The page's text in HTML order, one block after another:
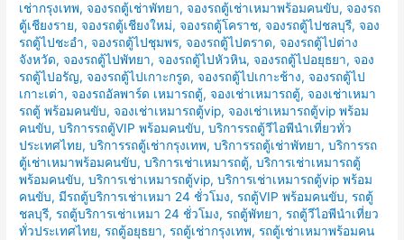
เช่ากรุงเทพ,จองรถตู้เช่าพัทยา,จองรถตู้เช่าเหมาพร้อมคนขับ,จองรถ
ตู้เชียงราย,จองรถตู้เชียงใหม่,จองรถตู้โคราช,จองรถตู้ไปชลบุรี,จอง
รถตู้ไปชะอำ,จองรถตู้ไปชุมพร,จองรถตู้ไปตราด,จองรถตู้ไปต่าง
จังหวัด,จองรถตู้ไปพัทยา,จองรถตู้ไปหัวหิน,จองรถตู้ไปอยุธยา,จอง
รถตู้ไปอรัญ,จองรถตู้ไปเกาะกรูด,จองรถตู้ไปเกาะช้าง,จองรถตู้ไป
เกาะเต่า,จองรถอัลพาร์ด เหมารถตู้,จองเช่าเหมารถตู้,จองเช่าเหมา
รถตู้ พร้อมคนขับ,จองเช่าเหมารถตู้vip,จองเช่าเหมารถตู้vip พร้อม
คนขับ,บริการรถตู้VIP พร้อมคนขับ,บริการรถตู้วีไอพีนำเที่ยวทั่ว
ประเทศไทย,บริการรถตู้เช่ากรุงเทพ,บริการรถตู้เช่าพัทยา,บริการรถ
ตู้เช่าเหมาพร้อมคนขับ,บริการเช่าเหมารถตู้,บริการเช่าเหมารถตู้
พร้อมคนขับ,บริการเช่าเหมารถตู้vip,บริการเช่าเหมารถตู้vip พร้อม
คนขับ,มีรถตู้บริการเช่าเหมา 24 ชั่วโมง,รถตู้VIP พร้อมคนขับ,รถตู้
ชลบุรี,รถตู้บริการเช่าเหมา 24 ชั่วโมง,รถตู้พัทยา,รถตู้วีไอพีนำเที่ยว
ทั่วประเทศไทย,รถตู้อยุธยา,รถตู้เช่ากรุงเทพ,รถตู้เช่าเหมาพร้อมคน